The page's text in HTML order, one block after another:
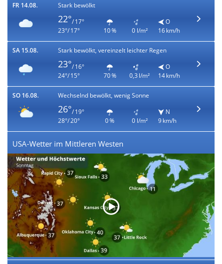
FR 14.08. Stark bewölkt
22°/ 17°
23°/ 17°
10 % 0 l/m²
O
16 km/h
SA 15.08. Stark bewölkt, vereinzelt leichter Regen
23°/ 16°
24°/ 15°
70 % 0,3 l/m²
O
14 km/h
SO 16.08. Wechselnd bewölkt, wenig Sonne
26°/ 19°
28°/ 20°
0 % 0 l/m²
N
9 km/h
USA-Wetter im Mittleren Westen